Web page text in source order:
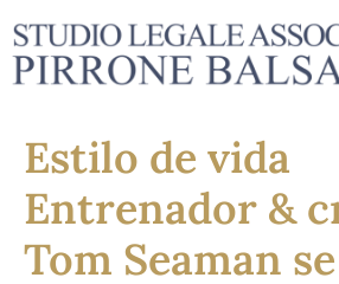
Estilo de vida
Entrenador &
Tom Seaman se